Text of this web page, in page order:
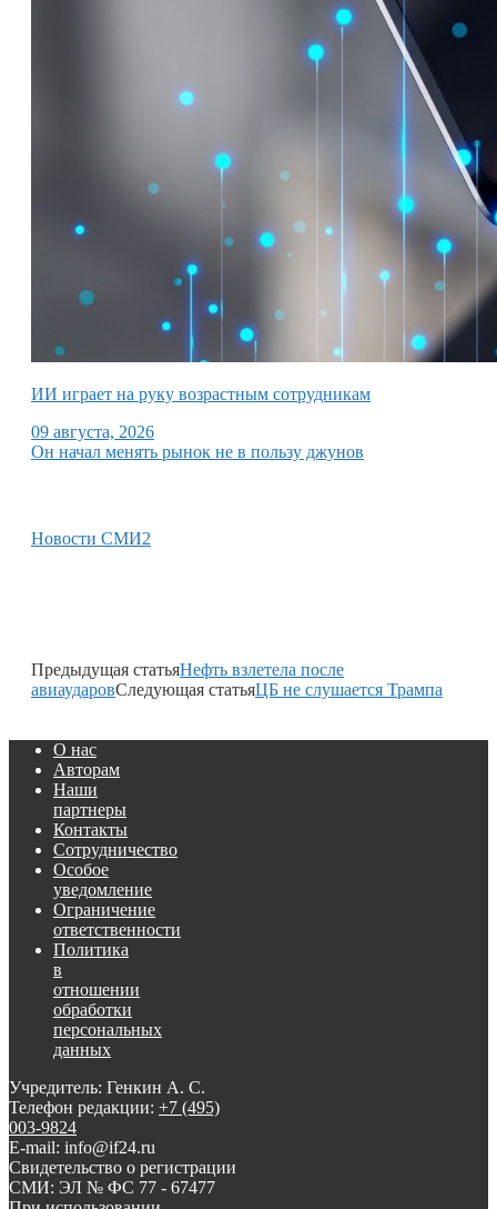
ИИ играет на руку возрастным сотрудникам
09 августа, 2026
Он начал менять рынок не в пользу джунов
Новости СМИ2
Предыдущая статьяНефть взлетела после
авиаударовСледующая статьяЦБ не слушается Трампа
О нас
Авторам
Наши
партнеры
Контакты
Сотрудничество
Особое
уведомление
Ограничение
ответственности
Политика
в
отношении
обработки
персональных
данных
Учредитель: Генкин А. С.
Телефон редакции: +7 (495)
003-9824
E-mail: info@if24.ru
Свидетельство о регистрации
СМИ: ЭЛ № ФС 77 - 67477